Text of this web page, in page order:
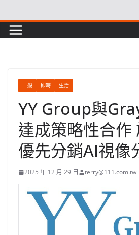
to
content
一般 即時 生活
YY Group與
達成策略性合作
優先分銷AI視像
2025 年 12 月 29 日 terry@111.com.tw